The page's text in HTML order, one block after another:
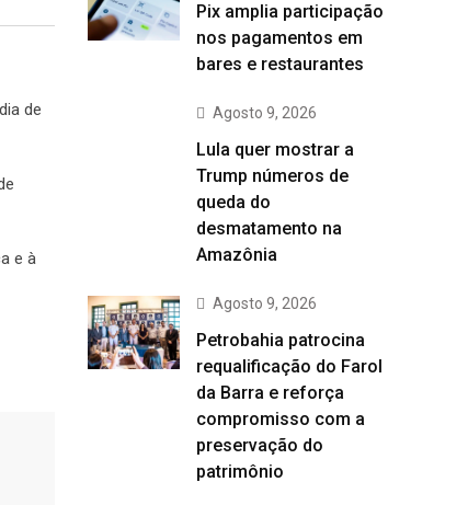
de
e à
Pix amplia participação
nos pagamentos em
bares e restaurantes
Agosto 9, 2026
Lula quer mostrar a
Trump números de
queda do
desmatamento na
Amazônia
Agosto 9, 2026
Petrobahia patrocina
requalificação do Farol
da Barra e reforça
compromisso com a
preservação do
patrimônio